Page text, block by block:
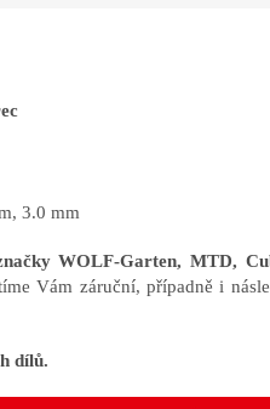
3.0 mm
WOLF-Garten, MTD,
Vám záruční, případně i
dílů.